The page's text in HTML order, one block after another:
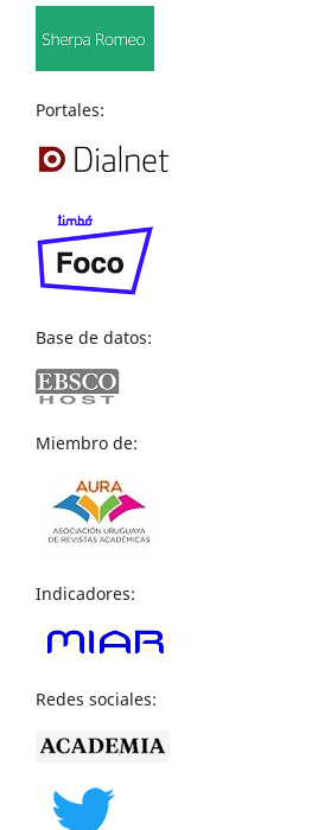
Portales:
Base de datos:
Miembro de:
Indicadores:
Redes sociales: